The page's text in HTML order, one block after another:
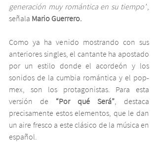
generación muy romántica en su tiempo”,
señala Mario Guerrero.
Como ya ha venido mostrando con sus
anteriores singles, el cantante ha apostado
por un estilo donde el acordeón y los
sonidos de la cumbia romántica y el pop-
mex, son los protagonistas. Para esta
versión de “Por qué Será”, destaca
precisamente estos elementos, que le dan
un aire fresco a este clásico de la música en
español.